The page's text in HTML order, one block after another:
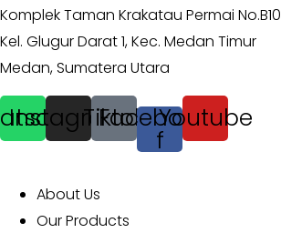
Komplek Taman Krakatau Permai No.B10
Kel. Glugur Darat 1, Kec. Medan Timur
Medan, Sumatera Utara
Instagram
Tiktok
Facebook-
f
Youtube
About Us
Our Products